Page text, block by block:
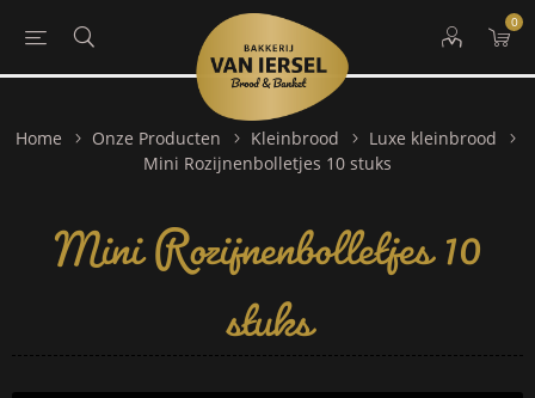
0
Home Onze Producten Kleinbrood
Luxe kleinbrood
Mini Rozijnenbolletjes 10 stuks
Mini Rozijnenbolletjes 10
stuks